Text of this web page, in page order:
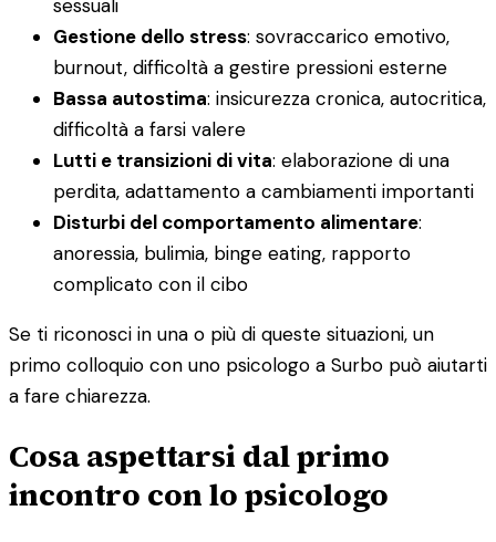
sessuali
Gestione dello stress: sovraccarico emotivo,
burnout, difficoltà a gestire pressioni esterne
Bassa autostima: insicurezza cronica, autocritica,
difficoltà a farsi valere
Lutti e transizioni di vita: elaborazione di una
perdita, adattamento a cambiamenti importanti
Disturbi del comportamento alimentare:
anoressia, bulimia, binge eating, rapporto
complicato con il cibo
Se ti riconosci in una o più di queste situazioni, un
primo colloquio con uno psicologo a Surbo può aiutarti
a fare chiarezza.
Cosa aspettarsi dal primo
incontro con lo psicologo